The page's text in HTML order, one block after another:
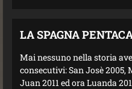
LA SPAGNA
Mai nessuno nella storia
consecutivi: San Josè 2005,
Juan 2011 ed ora Luanda